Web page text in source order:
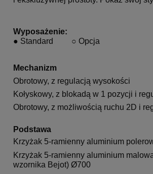
Wyposażenie:
● Standard ○ Opcja
Mechanizm
Obrotowy, z regulacją wysokości
Kołyskowy, z blokadą w 1 pozycji i
Obrotowy, z możliwością ruchu 2D i
Podstawa
Krzyżak 5-ramienny aluminium
Krzyżak 5-ramienny aluminium
wzornika Bejot) Ø700